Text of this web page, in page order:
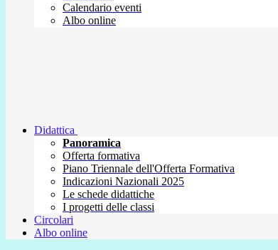
Calendario eventi
Albo online
Didattica
Panoramica
Offerta formativa
Piano Triennale dell'Offerta Formativa
Indicazioni Nazionali 2025
Le schede didattiche
I progetti delle classi
Circolari
Albo online